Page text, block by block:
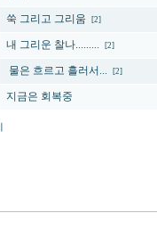
쑥 그리고 그리움 [2]
내 그리운 찰나......... [2]
물은 흐르고 흘러서... [2]
지금은 회복중